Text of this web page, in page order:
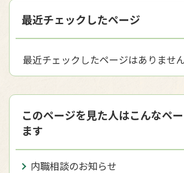
最近チェックしたページ
最近チェックしたページはありません
このページを見た人はこんなペ
ます
内職相談のお知らせ